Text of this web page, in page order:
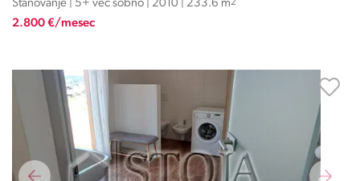
Stanovanje | 5+ več sobno | 2010 | 233.6 m2
2.800 €/mesec